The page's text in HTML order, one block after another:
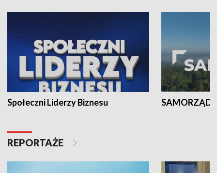
Społeczni Liderzy Biznesu SAMORZĄD
REPORTAŻE